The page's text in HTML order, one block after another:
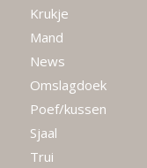
Krukje
Mand
News
Omslagdoek
Poef/kussen
Sjaal
Trui